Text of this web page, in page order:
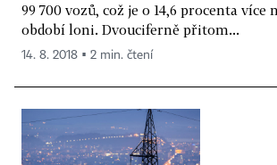
99 700 vozů, což je o 14,6 procenta více
období loni. Dvouciferně přitom...
14. 8. 2018 ▪ 2 min. čtení